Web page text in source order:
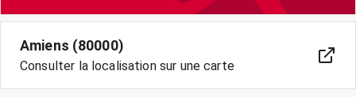
Amiens (80000)
Consulter la localisation sur une carte